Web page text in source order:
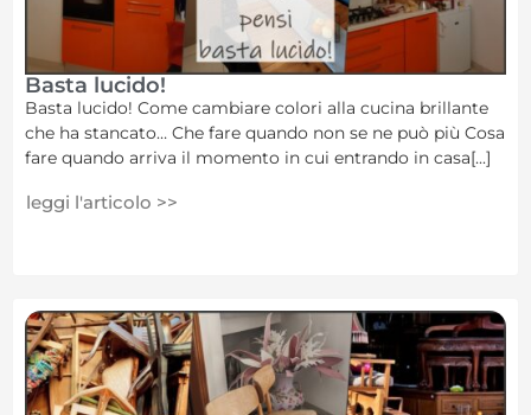
Basta lucido!
Basta lucido! Come cambiare colori alla cucina brillante
che ha stancato… Che fare quando non se ne può più Cosa
fare quando arriva il momento in cui entrando in casa[...]
leggi l'articolo >>